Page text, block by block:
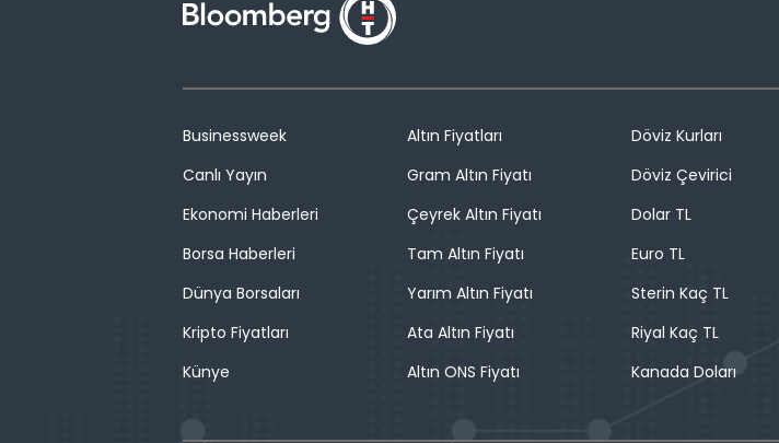
Businessweek
Canlı Yayın
Ekonomi Haberleri
Borsa Haberleri
Dünya Borsaları
Kripto Fiyatları
Künye
Altın Fiyatları
Gram Altın Fiyatı
Çeyrek Altın Fiyatı
Tam Altın Fiyatı
Yarım Altın Fiyatı
Ata Altın Fiyatı
Altın ONS Fiyatı
Döviz Kurları
Döviz Çevirici
Dolar TL
Euro TL
Sterin Kaç TL
Riyal Kaç TL
Kanada Doları